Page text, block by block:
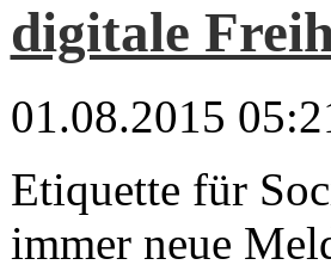
digitale
01.08.2015
Etiquette für
immer neue